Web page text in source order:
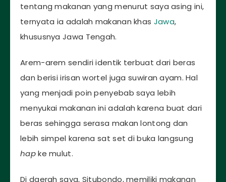
tentang makanan yang menurut saya asing ini,
ternyata ia adalah makanan khas Jawa,
khususnya Jawa Tengah.
Arem-arem sendiri identik terbuat dari beras
dan berisi irisan wortel juga suwiran ayam. Hal
yang menjadi poin penyebab saya lebih
menyukai makanan ini adalah karena buat dari
beras sehingga serasa makan lontong dan
lebih simpel karena sat set di buka langsung
hapke mulut.
Di daerah saya, Situbondo, memiliki makanan